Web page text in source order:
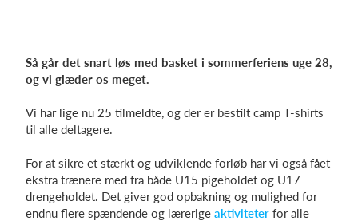
Billetsystem
Log på
Så går det snart løs med basket i sommerferiens uge 28,
og vi glæder os meget.
Vi har lige nu 25 tilmeldte, og der er bestilt camp T-shirts
til alle deltagere.
For at sikre et stærkt og udviklende forløb har vi også fået
ekstra trænere med fra både U15 pigeholdet og U17
drengeholdet. Det giver god opbakning og mulighed for
endnu flere spændende og lærerige aktiviteter for alle